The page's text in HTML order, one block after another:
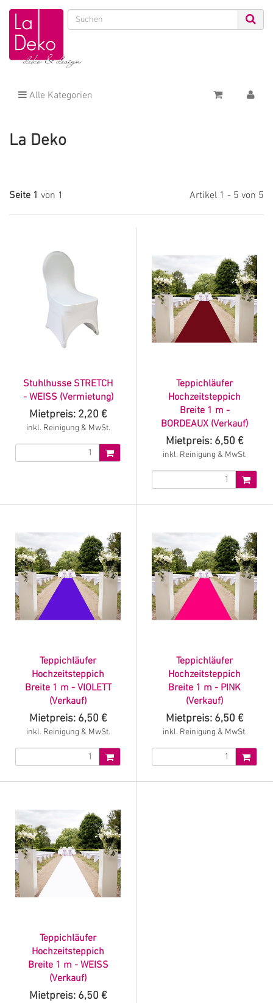
Alle Kategorien
La Deko
Seite 1 von 1 Artikel 1 - 5 von 5
Stuhlhusse STRETCH
- WEISS (Vermietung)
Mietpreis: 2,20 €
inkl. Reinigung & MwSt.
Teppichläufer
Hochzeitsteppich
Breite 1 m -
BORDEAUX (Verkauf)
Mietpreis: 6,50 €
inkl. Reinigung & MwSt.
Teppichläufer
Hochzeitsteppich
Breite 1 m - VIOLETT
(Verkauf)
Mietpreis: 6,50 €
inkl. Reinigung & MwSt.
Teppichläufer
Hochzeitsteppich
Breite 1 m - PINK
(Verkauf)
Mietpreis: 6,50 €
inkl. Reinigung & MwSt.
Teppichläufer
Hochzeitsteppich
Breite 1 m - WEISS
(Verkauf)
Mietpreis: 6,50 €